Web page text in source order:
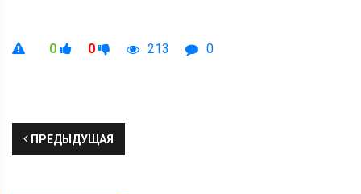
0 0 213 0
ПРЕДЫДУЩАЯ